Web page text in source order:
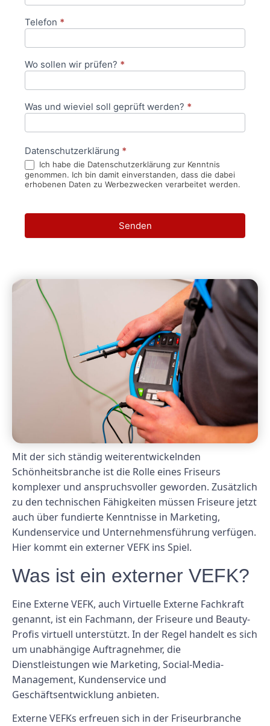
Telefon *
Wo sollen wir prüfen? *
Was und wieviel soll geprüft werden? *
Datenschutzerklärung *
Ich habe die Datenschutzerklärung zur Kenntnis
genommen. Ich bin damit einverstanden, dass die dabei
erhobenen Daten zu Werbezwecken verarbeitet werden.
Senden
Mit der sich ständig weiterentwickelnden
Schönheitsbranche ist die Rolle eines Friseurs
komplexer und anspruchsvoller geworden. Zusätzlich
zu den technischen Fähigkeiten müssen Friseure jetzt
auch über fundierte Kenntnisse in Marketing,
Kundenservice und Unternehmensführung verfügen.
Hier kommt ein externer VEFK ins Spiel.
Was ist ein externer VEFK?
Eine Externe VEFK, auch Virtuelle Externe Fachkraft
genannt, ist ein Fachmann, der Friseure und Beauty-
Profis virtuell unterstützt. In der Regel handelt es sich
um unabhängige Auftragnehmer, die
Dienstleistungen wie Marketing, Social-Media-
Management, Kundenservice und
Geschäftsentwicklung anbieten.
Externe VEFKs erfreuen sich in der Friseurbranche